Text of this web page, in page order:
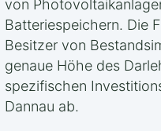
von
Batteriespeichern. Die
Besitzer von
genaue Höhe des
spezifischen
Dannau ab.